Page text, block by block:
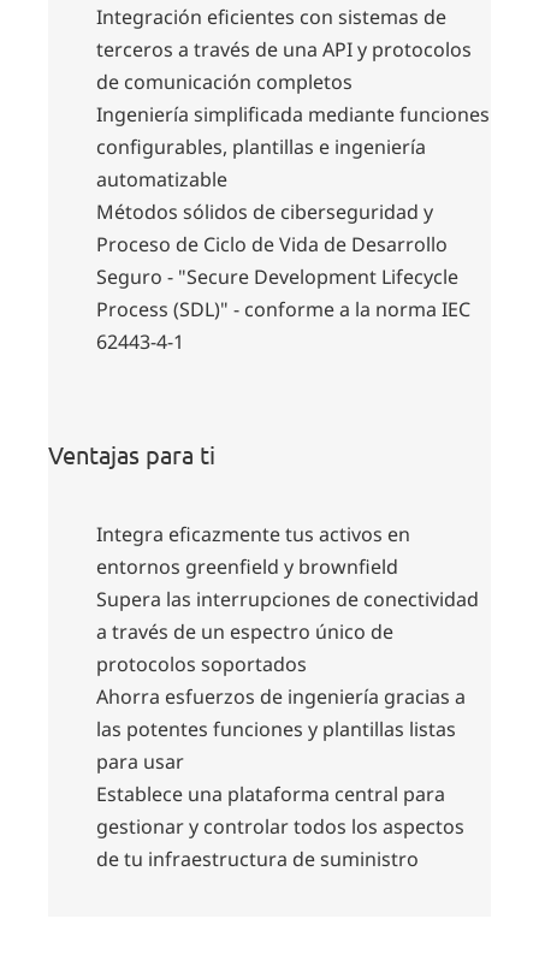
Integración eficientes con sistemas de
terceros a través de una API y protocolos
de comunicación completos
Ingeniería simplificada mediante funciones
configurables, plantillas e ingeniería
automatizable
Métodos sólidos de ciberseguridad y
Proceso de Ciclo de Vida de Desarrollo
Seguro - "Secure Development Lifecycle
Process (SDL)" - conforme a la norma IEC
62443-4-1
Ventajas para ti
Integra eficazmente tus activos en
entornos greenfield y brownfield
Supera las interrupciones de conectividad
a través de un espectro único de
protocolos soportados
Ahorra esfuerzos de ingeniería gracias a
las potentes funciones y plantillas listas
para usar
Establece una plataforma central para
gestionar y controlar todos los aspectos
de tu infraestructura de suministro